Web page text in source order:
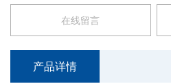
在线留言
产品详情